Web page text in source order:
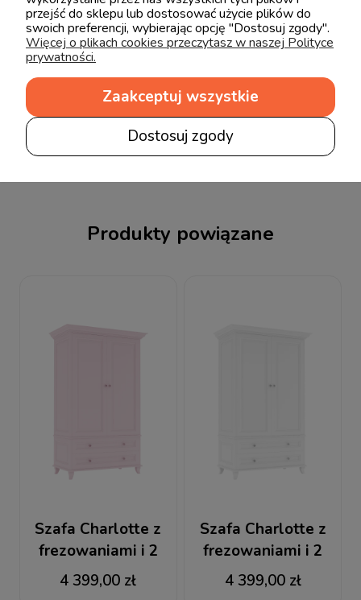
Produkty powiązane
Szafa Charlotte z
frezowaniami i 2
dolnymi szufladami
4 399,00 zł
Szafa Charlotte z
frezowaniami i 2
dolnymi szufladami
4 399,00 zł
przejść do sklepu lub dostosować użycie plików do
swoich preferencji, wybierając opcję "Dostosuj zgody".
Więcej o plikach cookies przeczytasz w naszej Polityce
prywatności.
Dostosuj zgody
Zaakceptuj wszystkie